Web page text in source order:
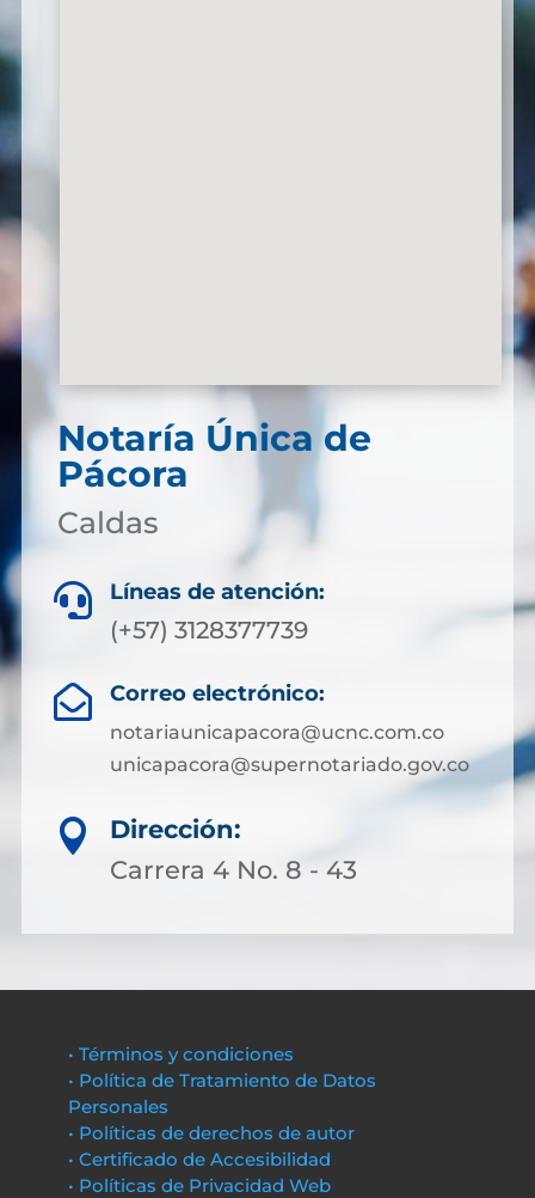
Notaría Única de
Pácora
Caldas
 Líneas de atención:
(+57) 3128377739
 Correo electrónico:
notariaunicapacora@ucnc.com.co
unicapacora@supernotariado.gov.co

Dirección:
Carrera 4 No. 8 - 43
• Términos y condiciones
• Política de Tratamiento de Datos
Personales
• Políticas de derechos de autor
• Certificado de Accesibilidad
• Políticas de Privacidad Web